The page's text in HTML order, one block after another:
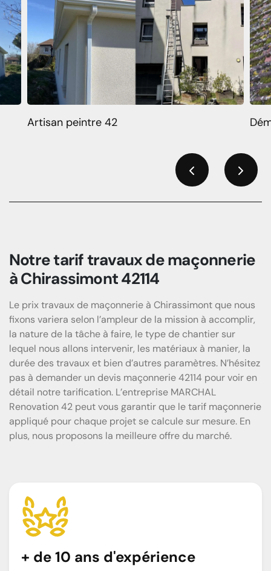
Artisan peintre 42
Notre tarif travaux de maçonnerie
à Chirassimont 42114
Le prix travaux de maçonnerie à Chirassimont que nous
fixons variera selon l’ampleur de la mission à accomplir,
la nature de la tâche à faire, le type de chantier sur
lequel nous allons intervenir, les matériaux à manier, la
durée des travaux et bien d’autres paramètres. N’hésitez
pas à demander un devis maçonnerie 42114 pour voir en
détail notre tarification. L’entreprise MARCHAL
Renovation 42 peut vous garantir que le tarif maçonnerie
appliqué pour chaque projet se calcule sur mesure. En
plus, nous proposons la meilleure offre du marché.
+ de 10 ans d'expérience